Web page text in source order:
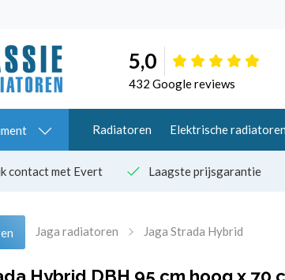
5,0
432 Google reviews
Radiatoren Elektrische radiatoren
contact met Evert Laagste prijsgarantie
Jaga radiatoren Jaga Strada Hybrid
Hybrid DBH 95 cm hoog x